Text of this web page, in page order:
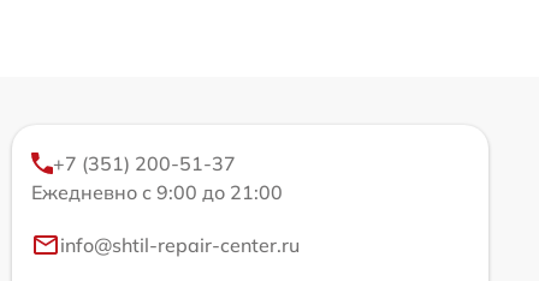
+7 (351) 200-51-37
Ежедневно с 9:00 до 21:00
info@shtil-repair-center.ru